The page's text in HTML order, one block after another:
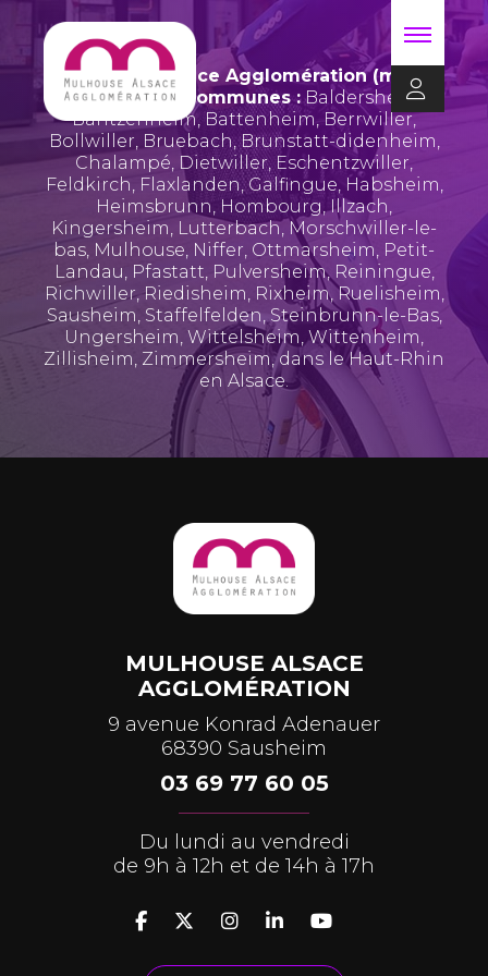
Mulhouse Alsace Agglomération (m2A)
regroupe 39 communes : Baldersheim,
Bantzenheim, Battenheim, Berrwiller,
Bollwiller, Bruebach,Brunstatt-didenheim,
Chalampé, Dietwiller, Eschentzwiller,
Feldkirch, Flaxlanden,Galfingue, Habsheim,
Heimsbrunn, Hombourg,Illzach,
Kingersheim, Lutterbach, Morschwiller-le-
bas, Mulhouse, Niffer, Ottmarsheim, Petit-
Landau, Pfastatt, Pulversheim, Reiningue,
Richwiller, Riedisheim, Rixheim,Ruelisheim,
Sausheim, Staffelfelden, Steinbrunn-le-Bas,
Ungersheim, Wittelsheim,Wittenheim,
Zillisheim, Zimmersheim, dans le Haut-Rhin
en Alsace.
MULHOUSE ALSACE
AGGLOMÉRATION
9 avenue Konrad Adenauer
68390 Sausheim
03 69 77 60 05
Du lundi au vendredi
de 9h à 12h et de 14h à 17h